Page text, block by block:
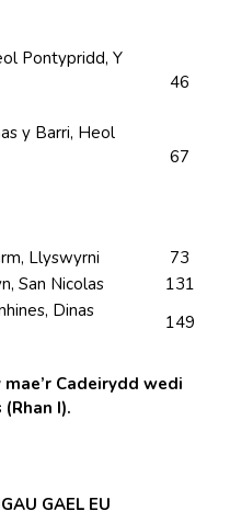
Pontypridd, Y
46
y Barri, Heol
67
Llyswyrni
73
San Nicolas
131
Dinas
149
Cadeirydd wedi
I).
GAEL EU